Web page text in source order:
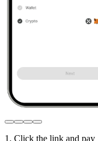
1. Click the link and pay